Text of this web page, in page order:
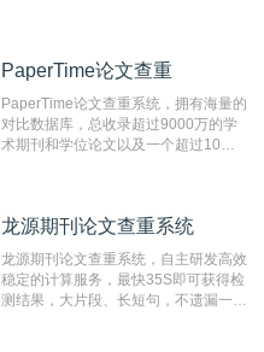
系统，可检测中文、英文两种语言的论
PaperTime论文查重
PaperTime论文查重系统，拥有海量的
对比数据库，总收录超过9000万的学
术期刊和学位论文以及一个超过10亿
对，利用指纹索引快速而精准地在云检
有相似的片段，该项技术检测速度快、
准确率高，市场反映良好。
龙源期刊论文查重系统
龙源期刊论文查重系统，自主研发高效
稳定的计算服务，最快35S即可获得检
测结果，大片段、长短句，不遗漏一处